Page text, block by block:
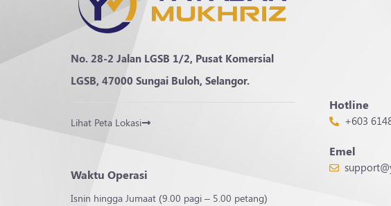
No. 28-2 Jalan LGSB 1/2, Pusat Komersial
LGSB, 47000 Sungai Buloh, Selangor.
Lihat Peta Lokasi
Waktu Operasi
Isnin hingga Jumaat (9.00 pagi – 5.00 petang)
Hotline
+603
Emel